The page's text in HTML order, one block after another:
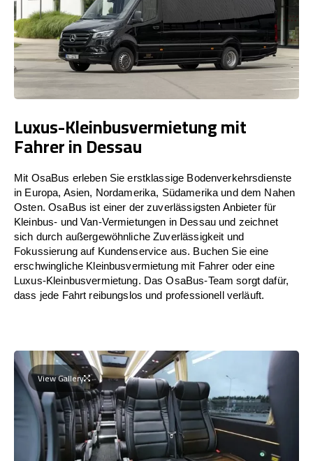
Luxus-Kleinbusvermietung mit
Fahrer in Dessau
Mit OsaBus erleben Sie erstklassige Bodenverkehrsdienste
in Europa, Asien, Nordamerika, Südamerika und dem Nahen
Osten. OsaBus ist einer der zuverlässigsten Anbieter für
Kleinbus- und Van-Vermietungen in Dessau und zeichnet
sich durch außergewöhnliche Zuverlässigkeit und
Fokussierung auf Kundenservice aus. Buchen Sie eine
erschwingliche Kleinbusvermietung mit Fahrer oder eine
Luxus-Kleinbusvermietung. Das OsaBus-Team sorgt dafür,
dass jede Fahrt reibungslos und professionell verläuft.
View Gallery